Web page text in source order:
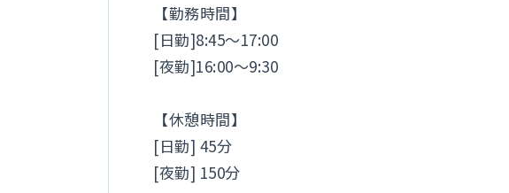
【勤務時間】
[日勤]8:45～17:00
[夜勤]16:00～9:30
【休憩時間】
[日勤] 45分
[夜勤] 150分